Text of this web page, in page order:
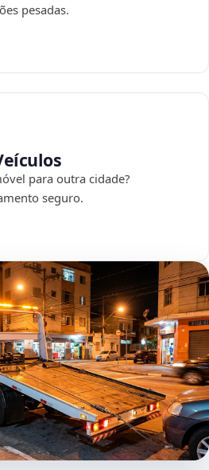
pesadas.
para outra cidade?
seguro.